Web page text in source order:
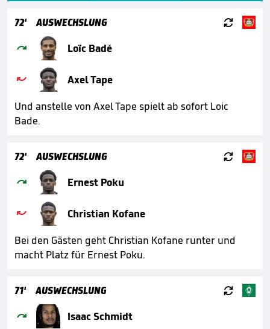
72' AUSWECHSLUNG 
 Loïc Badé

Axel Tape
Und anstelle von Axel Tape spielt ab sofort Loic
Bade.
72' AUSWECHSLUNG 
 Ernest Poku

Christian Kofane
Bei den Gästen geht Christian Kofane runter und
macht Platz für Ernest Poku.
71' AUSWECHSLUNG 
 Isaac Schmidt